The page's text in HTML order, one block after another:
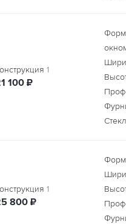
1
100 руб.
₽
1
800 руб.
₽